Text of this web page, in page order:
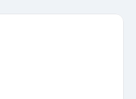
comercial Ginza Six y Templo